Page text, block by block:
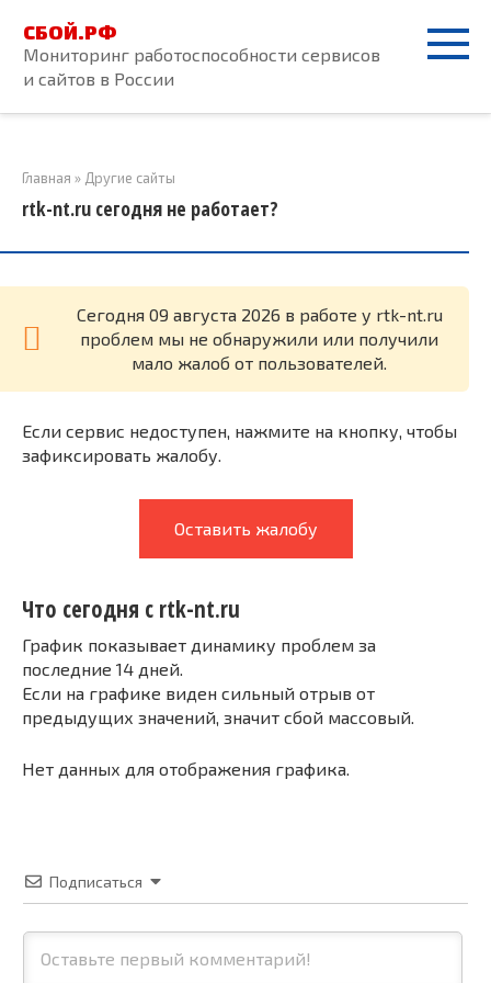
контенту
СБОЙ.РФ
Мониторинг работоспособности сервисов
и сайтов в России
Главная » Другие сайты
rtk-nt.ru сегодня не работает?
Cегодня 09 августа 2026 в работе у rtk-nt.ru
проблем мы не обнаружили или получили
мало жалоб от пользователей.
Если сервис недоступен, нажмите на кнопку, чтобы
зафиксировать жалобу.
Оставить жалобу
Что сегодня с rtk-nt.ru
График показывает динамику проблем за
последние 14 дней.
Если на графике виден сильный отрыв от
предыдущих значений, значит сбой массовый.
Нет данных для отображения графика.
Подписаться